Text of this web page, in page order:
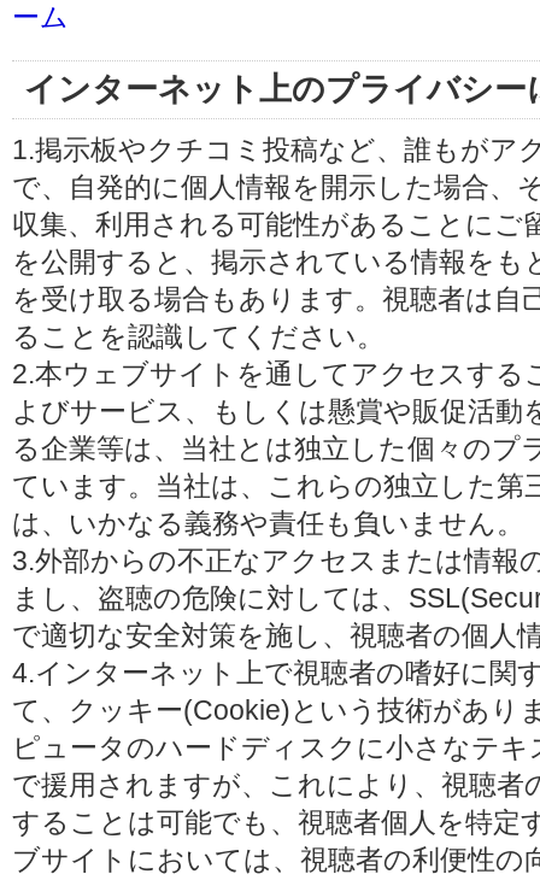
ーム
インターネット上のプライバシー
1.掲示板やクチコミ投稿など、誰もがア
で、自発的に個人情報を開示した場合、
収集、利用される可能性があることに
を公開すると、掲示されている情報を
を受け取る場合もあります。視聴者は自
ることを認識してください。
2.本ウェブサイトを通してアクセスする
よびサービス、もしくは懸賞や販促活動
る企業等は、当社とは独立した個々のプ
ています。当社は、これらの独立した第
は、いかなる義務や責任も負いません。
3.外部からの不正なアクセスまたは情報
まし、盗聴の危険に対しては、
で適切な安全対策を施し、視聴者の個人
4.インターネット上で視聴者の嗜好に関
て、クッキー(Cookie)という技術があり
ピュータのハードディスクに小さなテ
で援用されますが、これにより、視聴
することは可能でも、視聴者個人を特定
ブサイトにおいては、視聴者の利便性の